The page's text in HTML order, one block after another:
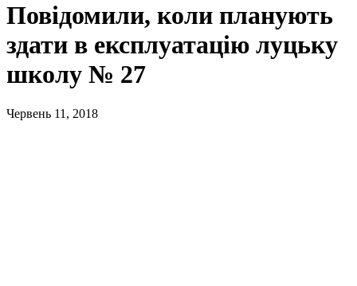
Повідомили, коли планують
здати в експлуатацію луцьку
школу № 27
Червень 11, 2018